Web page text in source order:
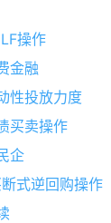
操作
金融
性投放力度
买卖操作
企
式逆回购操作